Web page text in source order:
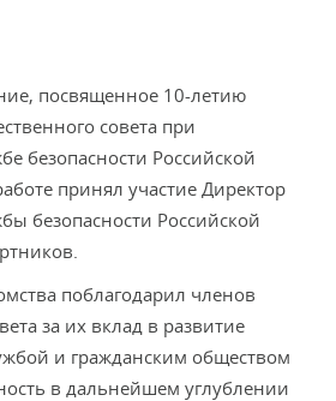
посвященное 10-летию
совета при
безопасности Российской
принял участие Директор
безопасности Российской
поблагодарил членов
за их вклад в развитие
и гражданским обществом
в дальнейшем углублении